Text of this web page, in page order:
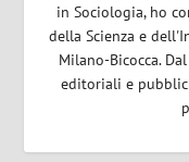
in Sociologia, ho
della Scienza e
Milano-Bicocca.
editoriali e